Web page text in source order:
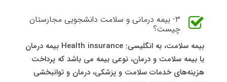
3- بیمه درمانی و سلامت دانشجویی مجارستان
چیست؟
بیمه سلامت، به انگلیسی: Health insurance بیمه درمان
یا بیمه سلامت و درمان، نوعی بیمه می باشد که پرداخت
هزینه‌های خدمات سلامت و پزشکی، درمان و توانبخشی